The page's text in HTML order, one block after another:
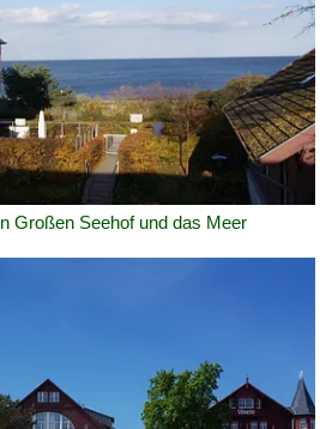
Großen Seehof und das Meer